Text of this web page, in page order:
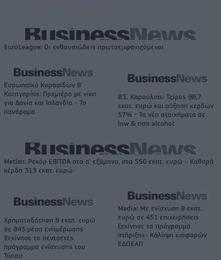
EuroLeague: Οι ενθουσιώδεις πρωτοεμφανιζόμενοι
Ευρωπαϊκό Κορασίδων Β'
Κατηγορίας: Πρεμιέρα με νίκη
για Δανία και Ισλανδία - Το
πανόραμα
Β.Σ. Καρούλιας: Τζίρος 98,7
εκατ. ευρώ και αύξηση κερδών
57% - Τα νέα στοιχήματα σε
low & non alcohol
Metlen: Ρεκόρ EBITDA στο α' εξάμηνο, στα 550 εκατ. ευρώ – Καθαρά
κέρδη 313 εκατ. ευρώ
Χρηματοδότηση 8 εκατ. ευρώ
σε 843 μέσα ενημέρωσης-
Ξεκίνησε το πενταετές
πρόγραμμα ενίσχυσης του
Τύπου
Media: Με ενίσχυση 8 εκατ.
ευρώ σε 451 επιχειρήσεις
ξεκίνησε το πρόγραμμα
στήριξης- Κάλυψη εισφορών
ΕΔΟΕΑΠ